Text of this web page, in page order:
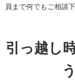
員まで何でもご相談下
引っ越し